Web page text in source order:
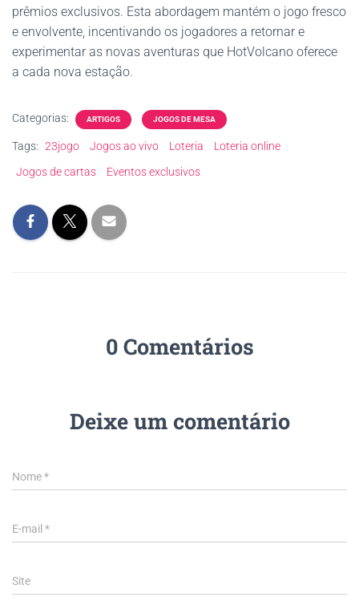
prêmios exclusivos. Esta abordagem mantém o jogo fresco
e envolvente, incentivando os jogadores a retornar e
experimentar as novas aventuras que HotVolcano oferece
a cada nova estação.
Categorias: ARTIGOS JOGOS DE MESA
Tags: 23jogo Jogos ao vivo Loteria
Loteria online
Jogos de cartas
Eventos exclusivos
0 Comentários
Deixe um comentário
Nome*
E-mail *
Site